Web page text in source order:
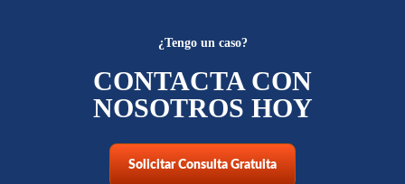
¿Tengo un caso?
CONTACTA CON
NOSOTROS HOY
Solicitar Consulta Gratuita